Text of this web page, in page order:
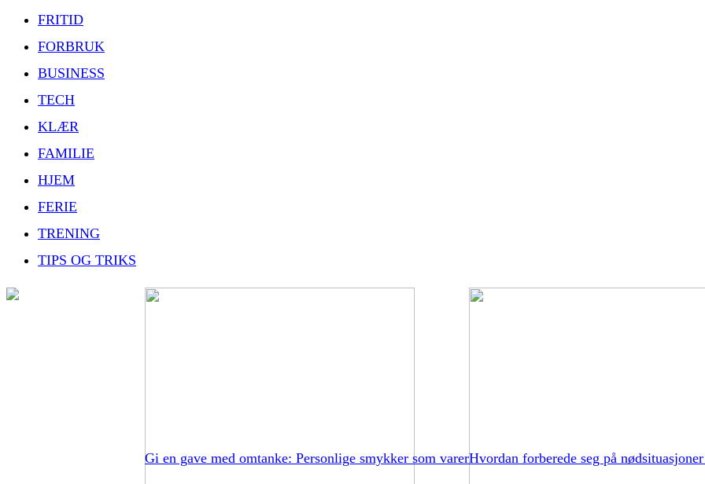
FRITID
FORBRUK
BUSINESS
TECH
KLÆR
FAMILIE
HJEM
FERIE
TRENING
TIPS OG TRIKS
Hvordan forberede seg på
Gi en gave med omtanke: Personlige smykker som varer